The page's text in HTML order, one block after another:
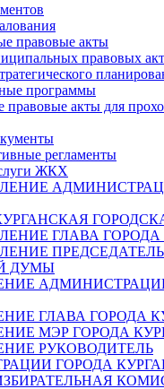
правовые акты
правовых
программы
правовые акты для
регламенты
ЖКХ
ГЛАВА ГОРОДА
ДУМЫ
ГЛАВА ГОРОДА
МЭР ГОРОДА
РУКОВОДИТЕЛЬ
ГОРОДА